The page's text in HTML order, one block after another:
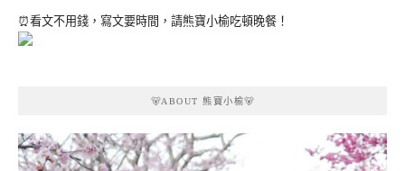
⏰看文不用錢，寫文要時間，請熊寶小榆吃頓晚餐！
🐻ABOUT 熊寶小榆🐻